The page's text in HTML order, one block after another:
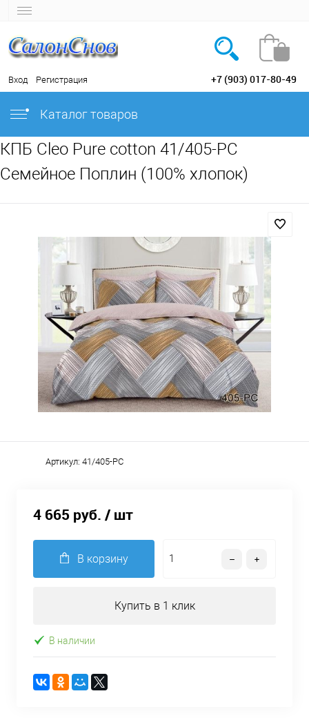
Вход Регистрация +7 (903) 017-80-49
Каталог товаров
КПБ Cleo Pure cotton 41/405-PC
Семейное Поплин (100% хлопок)
Артикул: 41/405-PC
4 665 руб. / шт
В корзину
Купить в 1 клик
В наличии